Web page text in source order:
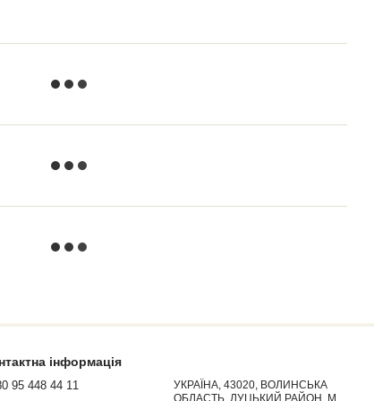
інформація
95 448 44 11
УКРАЇНА, 43020, ВОЛИНСЬКА
ОБЛАСТЬ, ЛУЦЬКИЙ РАЙОН, М.